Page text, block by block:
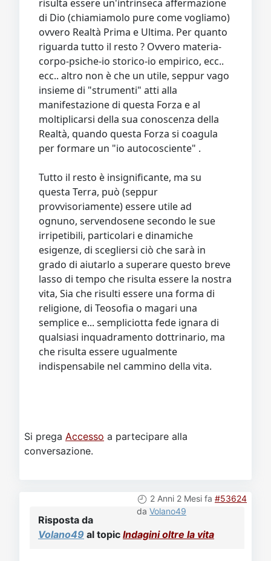
risulta essere un'intrinseca affermazione
di Dio (chiamiamolo pure come vogliamo)
ovvero Realtà Prima e Ultima. Per quanto
riguarda tutto il resto ? Ovvero materia-
corpo-psiche-io storico-io empirico, ecc..
ecc.. altro non è che un utile, seppur vago
insieme di "strumenti" atti alla
manifestazione di questa Forza e al
moltiplicarsi della sua conoscenza della
Realtà, quando questa Forza si coagula
per formare un "io autocosciente" .
Tutto il resto è insignificante, ma su
questa Terra, può (seppur
provvisoriamente) essere utile ad
ognuno, servendosene secondo le sue
irripetibili, particolari e dinamiche
esigenze, di scegliersi ciò che sarà in
grado di aiutarlo a superare questo breve
lasso di tempo che risulta essere la nostra
vita, Sia che risulti essere una forma di
religione, di Teosofia o magari una
semplice e... sempliciotta fede ignara di
qualsiasi inquadramento dottrinario, ma
che risulta essere ugualmente
indispensabile nel cammino della vita.
Si prega Accesso a partecipare alla
conversazione.
2 Anni 2 Mesi fa #53624
da Volano49
Risposta da
Volano49 al topic Indagini oltre la vita